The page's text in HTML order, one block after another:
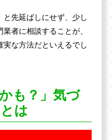
先延ばしにせず、少し
者に相談することが、
な方法だといえるでし
も？」気づ
は